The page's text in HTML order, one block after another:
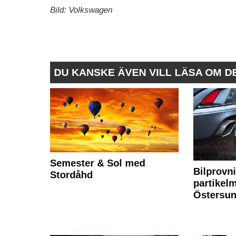
Bild: Volkswagen
DU KANSKE ÄVEN VILL LÄSA OM
Semester & Sol med
Stordåhd